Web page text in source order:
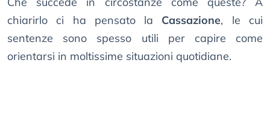
chiarirlo ci ha pensato la Cassazione, le cui
sentenze sono spesso utili per capire come
orientarsi in moltissime situazioni quotidiane.